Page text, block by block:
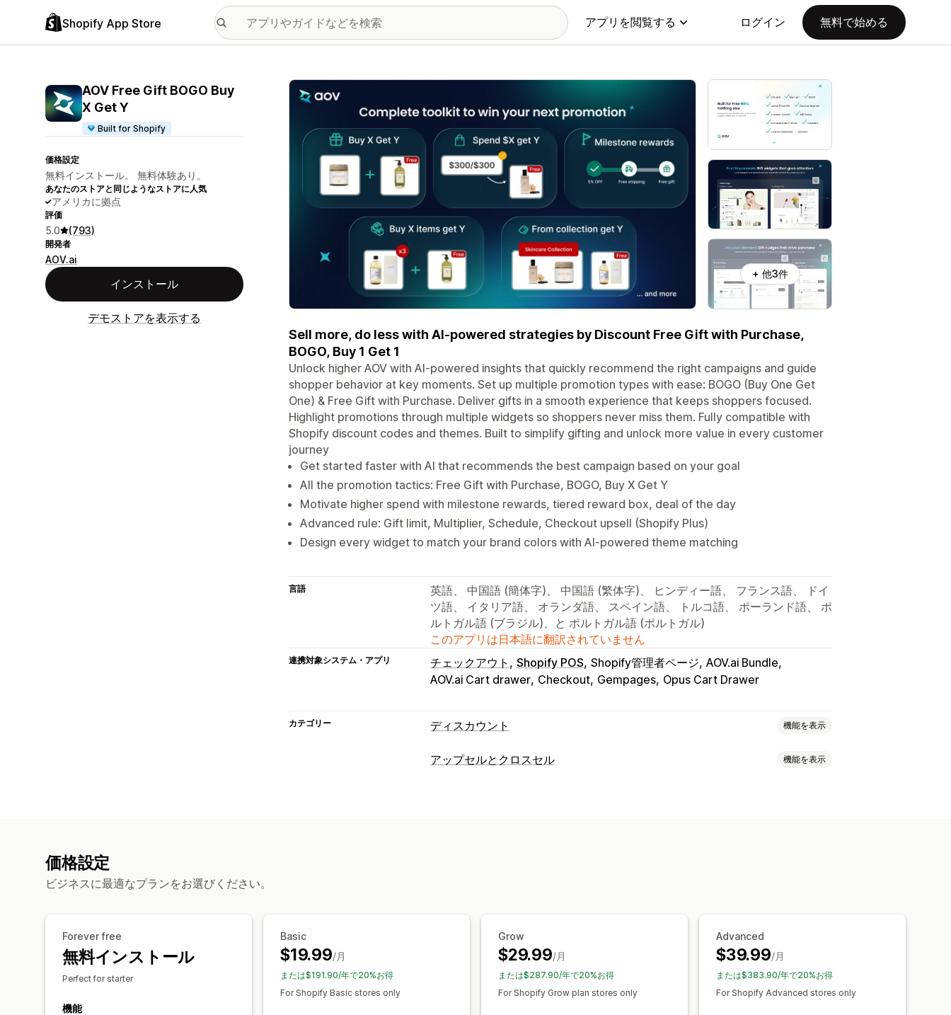
Shopify App Store アプリを閲覧する ログイン 無料で始める
AOV Free Gift BOGO Buy
X Get Y
Built for Shopify
価格設定
無料インストール。 無料体験あり。
あなたのストアと同じようなストアに人気
アメリカに拠点
評価
5.0 (793)
開発者
AOV.ai
インストール
デモストアを表示する
特集の画像ギャラリー
+ 他3件
Sell more, do less with AI-powered strategies by Discount Free Gift with Purchase,
BOGO, Buy 1 Get 1
Unlock higher AOV with AI-powered insights that quickly recommend the right campaigns and guide
shopper behavior at key moments. Set up multiple promotion types with ease: BOGO (Buy One Get
One) & Free Gift with Purchase. Deliver gifts in a smooth experience that keeps shoppers focused.
Highlight promotions through multiple widgets so shoppers never miss them. Fully compatible with
Shopify discount codes and themes. Built to simplify gifting and unlock more value in every customer
journey
Get started faster with AI that recommends the best campaign based on your goal
All the promotion tactics: Free Gift with Purchase, BOGO, Buy X Get Y
Motivate higher spend with milestone rewards, tiered reward box, deal of the day
Advanced rule: Gift limit, Multiplier, Schedule, Checkout upsell (Shopify Plus)
Design every widget to match your brand colors with AI-powered theme matching
言語
英語、 中国語 (簡体字)、 中国語 (繁体字)、 ヒンディー語、 フランス語、 ドイ
ツ語、 イタリア語、 オランダ語、 スペイン語、 トルコ語、 ポーランド語、 ポ
ルトガル語 (ブラジル)、と ポルトガル語 (ポルトガル)
このアプリは日本語に翻訳されていません
連携対象システム・アプリ チェックアウト Shopify POS Shopify管理者ページ AOV.ai Bundle
AOV.ai Cart drawer Checkout Gempages Opus Cart Drawer
カテゴリー ディスカウント 機能を表示
ディスカウントの種類
編集ツール
カスタムコード
トリガーとルール
ディスカウントの組み合わせ
オートメーション ターゲティング
セグメンテーション
追跡 レポート 分析 A/Bテスト
アップセルとクロスセル 機能を表示
ボリュームディスカウント
AIによるおすすめ
コンバージョン率 最適化の提案 ファネルのパフォーマンス
価格設定
ビジネスに最適なプランをお選びください。
Forever free
無料インストール
Perfect for starter
機能
Basic
$19.99/月
または$191.90/年で20%お得
For Shopify Basic stores only
Grow
$29.99/月
または$287.90/年で20%お得
For Shopify Grow plan stores only
Advanced
$39.99/月
または$383.90/年で20%お得
For Shopify Advanced stores only